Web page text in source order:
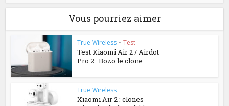
Vous pourriez aimer
True Wireless • Test
Test Xiaomi Air 2 / Airdot
Pro 2 : Bozo le clone
True Wireless
Xiaomi Air 2 : clones